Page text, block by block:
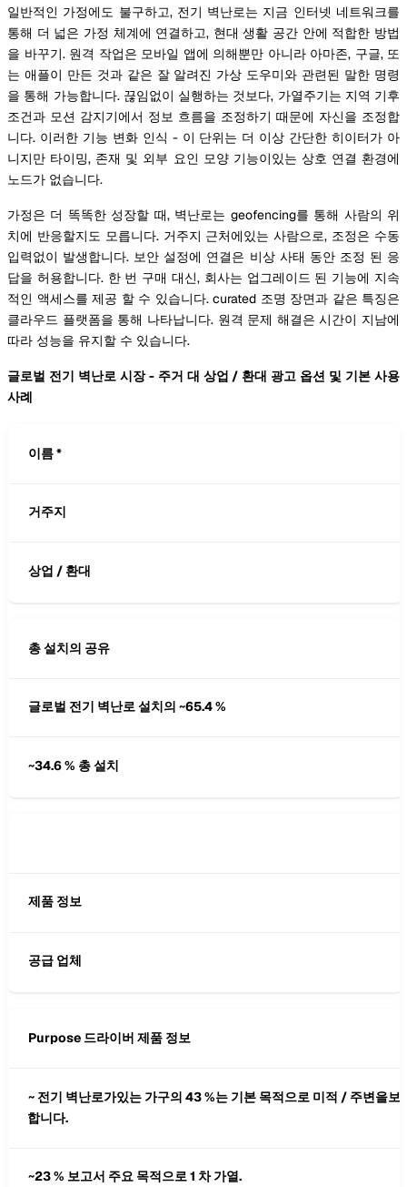
일반적인 가정에도 불구하고, 전기 벽난로는 지금 인터넷 네트워크를
통해 더 넓은 가정 체계에 연결하고, 현대 생활 공간 안에 적합한 방법
을 바꾸기. 원격 작업은 모바일 앱에 의해뿐만 아니라 아마존, 구글, 또
는 애플이 만든 것과 같은 잘 알려진 가상 도우미와 관련된 말한 명령
을 통해 가능합니다. 끊임없이 실행하는 것보다, 가열주기는 지역 기후
조건과 모션 감지기에서 정보 흐름을 조정하기 때문에 자신을 조정합
니다. 이러한 기능 변화 인식 - 이 단위는 더 이상 간단한 히이터가 아
니지만 타이밍, 존재 및 외부 요인 모양 기능이있는 상호 연결 환경에
노드가 없습니다.
가정은 더 똑똑한 성장할 때, 벽난로는 geofencing를 통해 사람의 위
치에 반응할지도 모릅니다. 거주지 근처에있는 사람으로, 조정은 수동
입력없이 발생합니다. 보안 설정에 연결은 비상 사태 동안 조정 된 응
답을 허용합니다. 한 번 구매 대신, 회사는 업그레이드 된 기능에 지속
적인 액세스를 제공 할 수 있습니다. curated 조명 장면과 같은 특징은
클라우드 플랫폼을 통해 나타납니다. 원격 문제 해결은 시간이 지남에
따라 성능을 유지할 수 있습니다.
글로벌 전기 벽난로 시장 - 주거 대 상업 / 환대 광고 옵션 및 기본 사용
사례
이름 *
거주지
상업 / 환대
총 설치의 공유
글로벌 전기 벽난로 설치의 ~65.4 %
~34.6 % 총 설치
제품 정보
공급 업체
Purpose 드라이버 제품 정보
~ 전기 벽난로가있는 가구의 43 %는 기본 목적으로 미적 / 주변을보
합니다.
~23 % 보고서 주요 목적으로 1 차 가열.